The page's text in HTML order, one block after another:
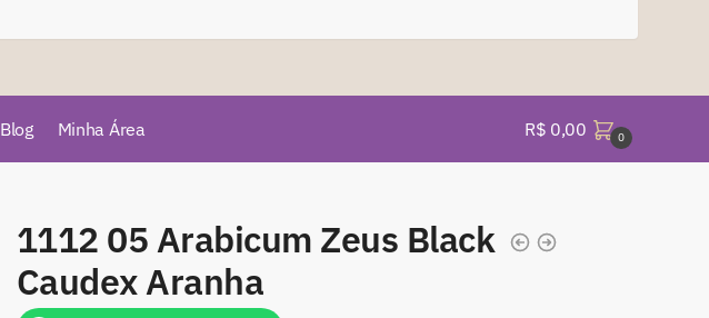
Blog Minha Área R$ 0,00 0
1112 05 Arabicum Zeus Black
Caudex Aranha